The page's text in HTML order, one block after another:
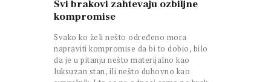
Svi brakovi zahtevaju ozbiljne
kompromise
Svako ko želi nešto određeno mora
napraviti kompromise da bi to dobio, bilo
da je u pitanju nešto materijalno kao
luksuzan stan, ili nešto duhovno kao